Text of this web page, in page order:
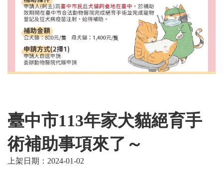
臺中市113年家犬貓絕育手
術補助事項來了～
上架日期：2024-01-02